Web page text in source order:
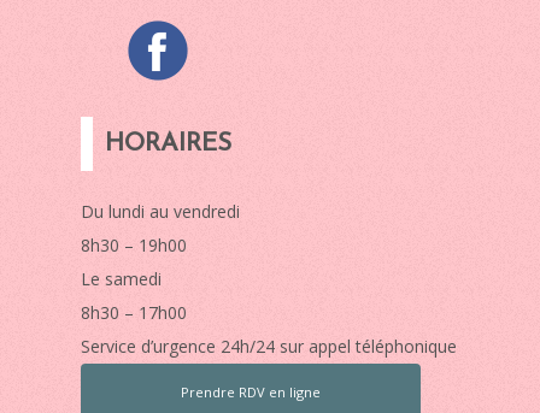
HORAIRES
Du lundi au vendredi
8h30 – 19h00
Le samedi
8h30 – 17h00
Service d’urgence 24h/24 sur appel téléphonique
Prendre RDV en ligne